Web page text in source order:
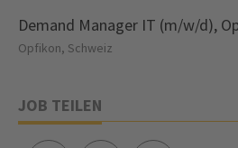
Demand Manager IT (m/w/d),
Opfikon, Schweiz
JOB TEILEN